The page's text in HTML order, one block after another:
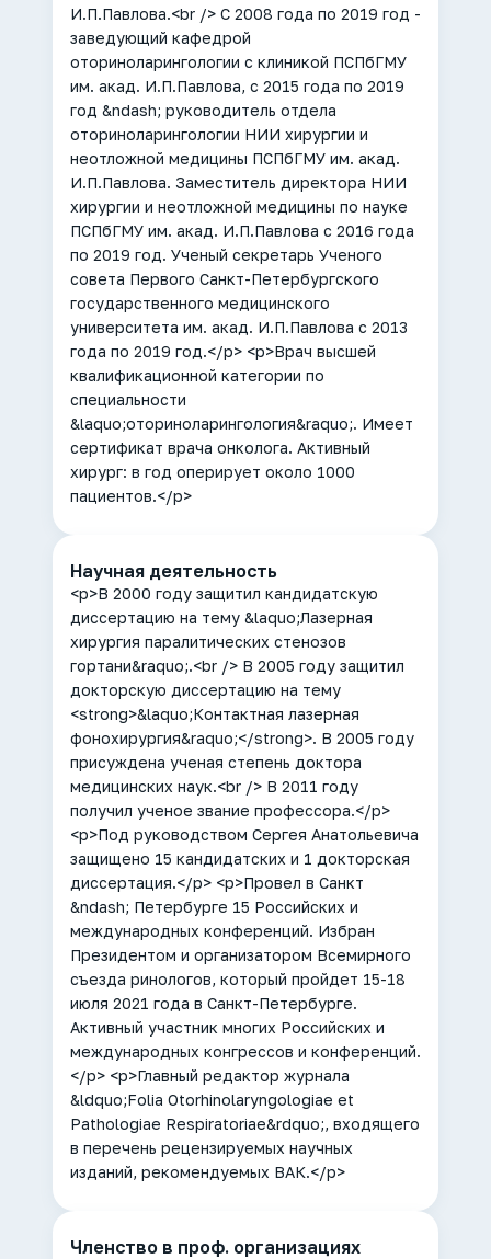
И.П.Павлова.<br /> C 2008 года по 2019 год -
заведующий кафедрой
оториноларингологии с клиникой ПСПбГМУ
им. акад. И.П.Павлова, с 2015 года по 2019
год &ndash; руководитель отдела
оториноларингологии НИИ хирургии и
неотложной медицины ПСПбГМУ им. акад.
И.П.Павлова. Заместитель директора НИИ
хирургии и неотложной медицины по науке
ПСПбГМУ им. акад. И.П.Павлова с 2016 года
по 2019 год. Ученый секретарь Ученого
совета Первого Санкт-Петербургского
государственного медицинского
университета им. акад. И.П.Павлова с 2013
года по 2019 год.</p> <p>Врач высшей
квалификационной категории по
специальности
&laquo;оториноларингология&raquo;. Имеет
сертификат врача онколога. Активный
хирург: в год оперирует около 1000
пациентов.</p>
Научная деятельность
<p>В 2000 году защитил кандидатскую
диссертацию на тему &laquo;Лазерная
хирургия паралитических стенозов
гортани&raquo;.<br /> В 2005 году защитил
докторскую диссертацию на тему
<strong>&laquo;Контактная лазерная
фонохирургия&raquo;</strong>. В 2005 году
присуждена ученая степень доктора
медицинских наук.<br /> В 2011 году
получил ученое звание профессора.</p>
<p>Под руководством Сергея Анатольевича
защищено 15 кандидатских и 1 докторская
диссертация.</p> <p>Провел в Санкт
&ndash; Петербурге 15 Российских и
международных конференций. Избран
Президентом и организатором Всемирного
съезда ринологов, который пройдет 15-18
июля 2021 года в Санкт-Петербурге.
Активный участник многих Российских и
международных конгрессов и конференций.
</p> <p>Главный редактор журнала
&ldquo;Folia Otorhinolaryngologiae et
Pathologiae Respiratoriae&rdquo;, входящего
в перечень рецензируемых научных
изданий, рекомендуемых ВАК.</p>
Членство в проф. организациях